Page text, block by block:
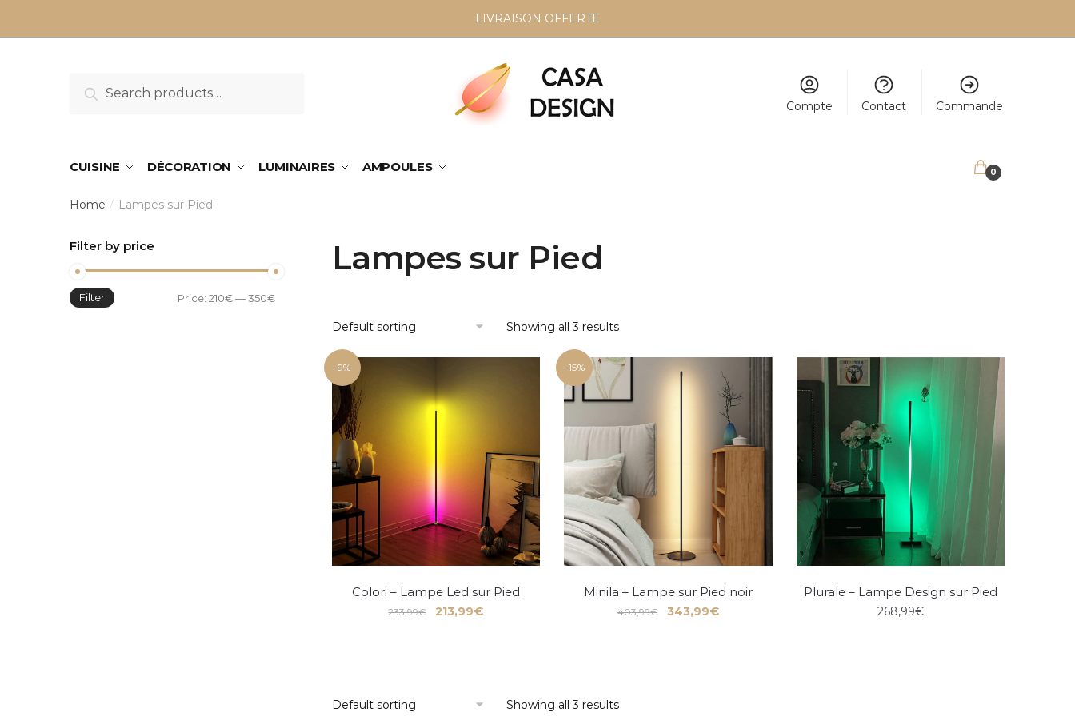
LIVRAISON OFFERTE
for:
Search
Compte Contact Commande
CUISINE DÉCORATION LUMINAIRES AMPOULES 0
Home / Lampes sur Pied
Lampes sur Pied
Showing all 3 results
-9%
Colori – Lampe Led sur Pied
233,99€ 213,99€
-15%
Minila – Lampe sur Pied noir
403,99€ 343,99€
Plurale – Lampe Design sur Pied
268,99€
Showing all 3 results
Filter by price
Min
Max
Filter Price:210€—350€